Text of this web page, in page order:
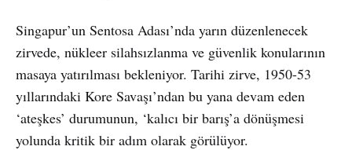
Singapur’un Sentosa Adası’nda yarın düzenlenecek
zirvede, nükleer silahsızlanma ve güvenlik konularının
masaya yatırılması bekleniyor. Tarihi zirve, 1950-53
yıllarındaki Kore Savaşı’ndan bu yana devam eden
‘ateşkes’ durumunun, ‘kalıcı bir barış’a dönüşmesi
yolunda kritik bir adım olarak görülüyor.